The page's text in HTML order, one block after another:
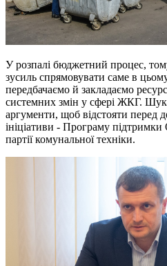
У розпалі бюджетний процес,
зусиль спрямовувати саме в
передбачаємо й закладаємо
системних змін у сфері ЖКГ.
аргументи, щоб відстояти перед
ініціативи - Програму
партії комунальної техніки.